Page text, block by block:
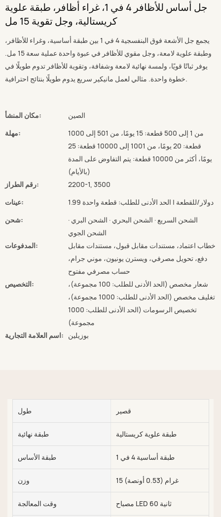
جل أساس للأظافر 4 في 1، غراء أظافر، طبقة علوية
كريستالية، وجل تقوية 15 مل
يجمع جل الأشعة فوق البنفسجية 4 في 1 بين طبقة أساسية، وغراء للأظافر،
وطبقة علوية لامعة، وجل مقوي للأظافر في عبوة واحدة عملية سعة 15 مل.
يوفر ثباتًا قويًا، ولمسة نهائية لامعة وشفافة، وتقوية للأظافر تدوم طويلًا في
خطوة واحدة. مثالي لعمل مانيكير سريع يدوم طويلًا بنتائج احترافية.
مكان المنشأ:
الصين
مهلة:
من 1 إلى 500 قطعة: 15 يومًا، من 501 إلى 1000
قطعة: 20 يومًا، من 1001 إلى 10000 قطعة: 25
يومًا، أكثر من 10000 قطعة: يتم التفاوض على المدة
(بالأيام)
رقم الطراز:
2200-1, 3500
عينات:
1.99 دولار/للقطعة | الحد الأدنى للطلب: قطعة واحدة
شحن:
الشحن السريع · الشحن البحري · الشحن البري ·
الشحن الجوي
المدفوعات:
خطاب اعتماد، مستندات مقابل قبول، مستندات مقابل
دفع، تحويل مصرفي، ويسترن يونيون، موني جرام،
حساب مصرفي مفتوح
التخصيص:
شعار مخصص (الحد الأدنى للطلب: 100 مجموعة)،
تغليف مخصص (الحد الأدنى للطلب: 1000 مجموعة)،
تخصيص الرسومات (الحد الأدنى للطلب: 1000
مجموعة)
اسم العلامة التجارية: بوزيلين
طول قصير
طبقة نهائية طبقة علوية كريستالية
طبقة الأساس طبقة أساسية 4 في 1
وزن 15 غرام (0.53 أونصة)
وقت المعالجة مصباح LED 60 ثانية